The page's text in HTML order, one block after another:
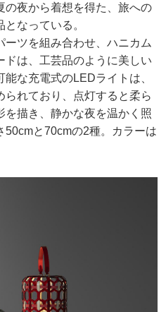
の夜から着想を得た、旅への
なっている。
ツを組み合わせ、ハニカム
ドは、工芸品のように美しい
な充電式のLEDライトは、
れており、点灯すると柔ら
描き、静かな夜を温かく照
50cmと70cmの2種。カラーは